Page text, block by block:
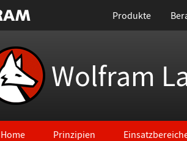
Produkte
Wolfram
Home Prinzipien